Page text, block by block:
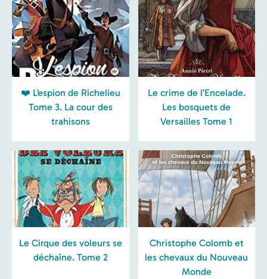
❤️ L’espion de Richelieu
Tome 3. La cour des
trahisons
Le crime de l’Encelade.
Les bosquets de
Versailles Tome 1
Le Cirque des voleurs se
déchaîne. Tome 2
Christophe Colomb et
les chevaux du Nouveau
Monde